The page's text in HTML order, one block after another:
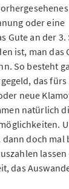
oder eine
Gute an der
ist, man das
So besteht
das
neue
natürlich
doch mal
das